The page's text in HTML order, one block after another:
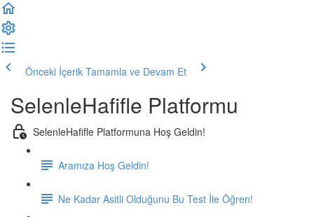
Önceki İçerik Tamamla ve Devam Et
SelenleHafifle Platformu
SelenleHafifle Platformuna Hoş Geldin!
Aramıza Hoş Geldin!
Ne Kadar Asitli Olduğunu Bu Test İle Öğren!